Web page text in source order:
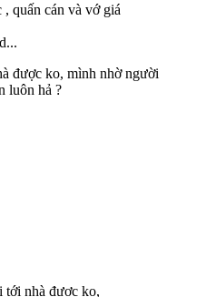
quấn cán và vớ giá
được ko, mình nhờ người
luôn hả ?
tới nhà được ko,